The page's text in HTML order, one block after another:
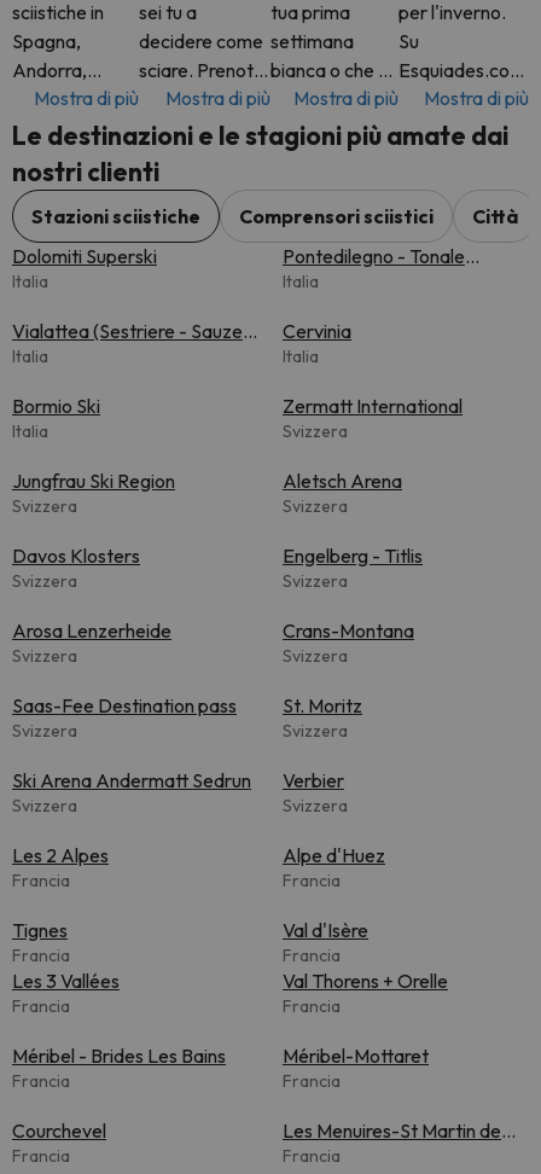
sciistiche in
Spagna,
Andorra,
Francia, Italia,
Svizzera e
molto altro. Su
Esquiades.com
troverai
pacchetti
sciistici flessibili
Mostra di più
sei tu a
decidere come
sciare. Prenota
un pacchetto
completo con
skipass incluso
o solo l'hotel.
Sta a te
decidere.
Aggiungi extra
Mostra di più
tua prima
settimana
bianca o che tu
sia un amante
della neve
esperto,
Esquiades.com
ti offre
l'accesso alle
migliori stazioni
Mostra di più
per l'inverno.
Su
Esquiades.com
troverai tutto
l'anno
offerte di hotel
in alcune delle
più belle
destinazioni
Mostra di più
Le destinazioni e le stagioni più amate dai
nostri clienti
Stazioni sciistiche Comprensori sciistici
Città
Dolomiti Superski
Italia
Pontedilegno - Tonale
(Adamello Ski)
Italia
Vialattea (Sestriere - Sauze
d'Oulx)
Italia
Cervinia
Italia
Bormio Ski
Italia
Zermatt International
Svizzera
Jungfrau Ski Region
Svizzera
Aletsch Arena
Svizzera
Davos Klosters
Svizzera
Engelberg - Titlis
Svizzera
Arosa Lenzerheide
Svizzera
Crans-Montana
Svizzera
Saas-Fee Destination pass
Svizzera
St. Moritz
Svizzera
Ski Arena Andermatt Sedrun
Svizzera
Verbier
Svizzera
Les 2 Alpes
Francia
Alpe d'Huez
Francia
Tignes
Francia
Val d'Isère
Francia
Les 3 Vallées
Francia
Val Thorens + Orelle
Francia
Méribel - Brides Les Bains
Francia
Méribel-Mottaret
Francia
Courchevel
Francia
Les Menuires-St Martin de
Belleville
Francia